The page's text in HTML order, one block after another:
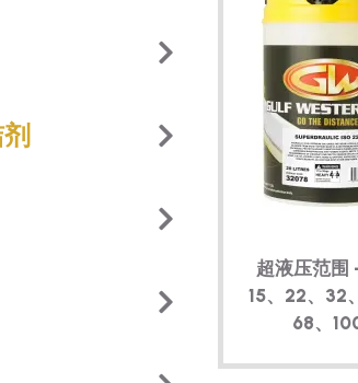
超液压范围
15、22、32
68、